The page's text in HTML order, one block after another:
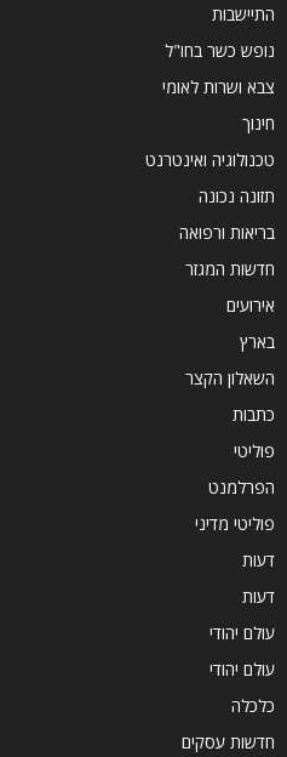
התיישבות
נופש כשר בחו"ל
צבא ושרות לאומי
חינוך
טכנולוגיה ואינטרנט
תזונה נכונה
בריאות ורפואה
חדשות המגזר
אירועים
בארץ
השאלון הקצר
כתבות
פוליטי
הפרלמנט
פוליטי מדיני
דעות
דעות
עולם יהודי
עולם יהודי
כלכלה
חדשות עסקים